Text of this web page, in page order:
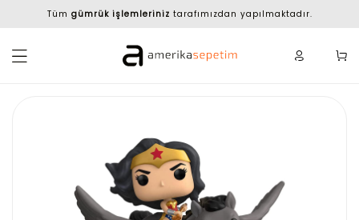
Tüm gümrük işlemleriniz tarafımızdan yapılmaktadır.